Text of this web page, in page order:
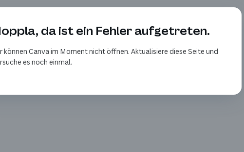
da ist ein Fehler aufgetreten.
können Canva im Moment nicht öffnen. Aktualisiere diese Seite und
es noch einmal.